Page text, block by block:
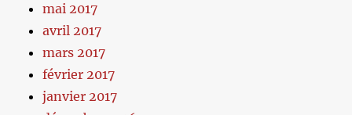
mai 2017
avril 2017
mars 2017
février 2017
janvier 2017